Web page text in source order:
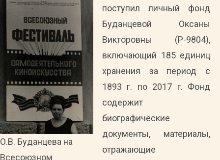
О.В. Буданцева на
Всесоюзном
поступил личный фонд
Буданцевой Оксаны
Викторовны (Р-9804),
включающий 185 единиц
хранения за период с
1893 г. по 2017 г. Фонд
содержит
биографические
документы, материалы,
отражающие